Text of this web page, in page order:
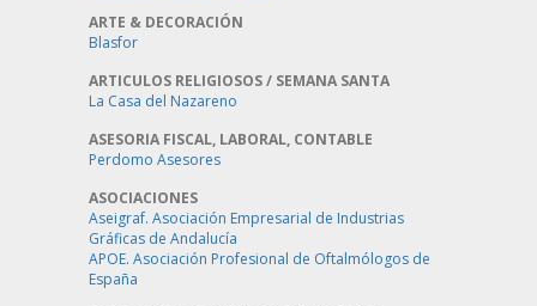
ARTE & DECORACIÓN
Blasfor
ARTICULOS RELIGIOSOS / SEMANA SANTA
La Casa del Nazareno
ASESORIA FISCAL, LABORAL, CONTABLE
Perdomo Asesores
ASOCIACIONES
Aseigraf. Asociación Empresarial de Industrias
Gráficas de Andalucía
APOE. Asociación Profesional de Oftalmólogos de
España